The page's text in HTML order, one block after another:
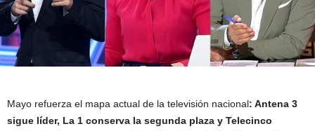
Mayo refuerza el mapa actual de la televisión nacional: Antena 3
sigue líder, La 1 conserva la segunda plaza y Telecinco